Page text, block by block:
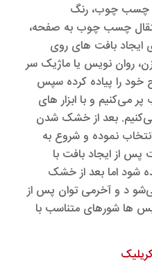
چسب چوب، رنگ
چسب چوب به صفحه،
ایجاد بافت های روی
روان نویس یا ماژیک سر
خود را پیاده کرده سپس
می‌کنیم و با ابزار های
بعد از خشک شدن
نموده و شروع به
از ایجاد بافت با
اما بعد از خشک
د و آخرمی توان پس از
ها شورهای متناسب با